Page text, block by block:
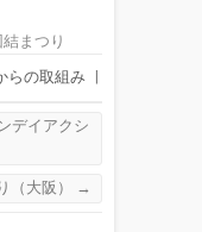
結まつり
らの取組み |
デイアクシ
（大阪）
→